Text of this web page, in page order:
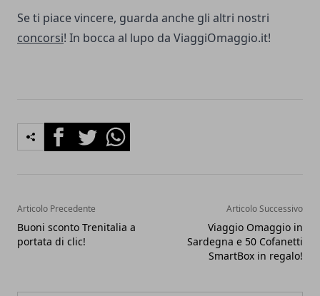
Se ti piace vincere, guarda anche gli altri nostri
concorsi! In bocca al lupo da ViaggiOmaggio.it!
FacebookTwitterWhatsapp
Articolo Precedente
Buoni sconto Trenitalia a
portata di clic!
Articolo Successivo
Viaggio Omaggio in
Sardegna e 50 Cofanetti
SmartBox in regalo!